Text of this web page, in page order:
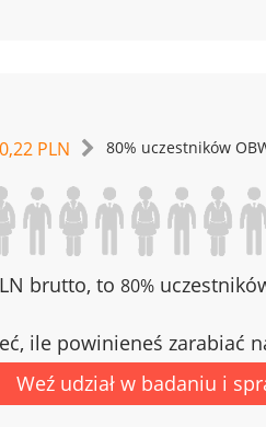
PLN 80% uczestników
brutto, to 80%
ile powinieneś zarabiać
Weź udział w badaniu i